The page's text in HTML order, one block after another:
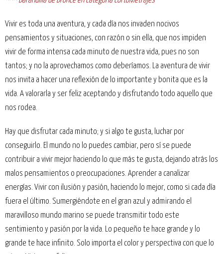
Vivir es toda una aventura, y cada día nos invaden nocivos
pensamientos y situaciones, con razón o sin ella, que nos impiden
vivir de forma intensa cada minuto de nuestra vida, pues no son
tantos; y no la aprovechamos como deberíamos. La aventura de vivir
nos invita a hacer una reflexión de lo importante y bonita que es la
vida. A valorarla y ser feliz aceptando y disfrutando todo aquello que
nos rodea.
Hay que disfrutar cada minuto; y si algo te gusta, luchar por
conseguirlo. El mundo no lo puedes cambiar, pero sí se puede
contribuir a vivir mejor haciendo lo que más te gusta, dejando atrás los
malos pensamientos o preocupaciones. Aprender a canalizar
energías. Vivir con ilusión y pasión, haciendo lo mejor, como si cada día
fuera el último. Sumergiéndote en el gran azul y admirando el
maravilloso mundo marino se puede transmitir todo este
sentimiento y pasión por la vida. Lo pequeño te hace grande y lo
grande te hace infinito. Solo importa el color y perspectiva con que lo